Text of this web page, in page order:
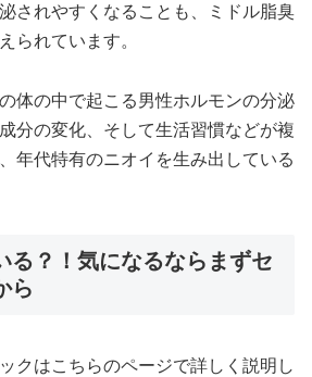
されやすくなることも、ミドル脂臭
られています。
体の中で起こる男性ホルモンの分泌
分の変化、そして生活習慣などが複
年代特有のニオイを生み出している
る？！気になるならまずセ
ら
クはこちらのページで詳しく説明し